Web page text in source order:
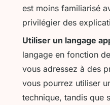
est moins familiarisé
privilégier des
Utiliser un langage
langage en fonction
vous adressez à des
vous pourrez utiliser
technique, tandis que